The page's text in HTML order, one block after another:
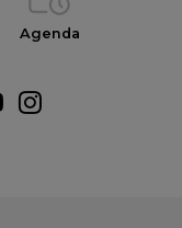
Agenda